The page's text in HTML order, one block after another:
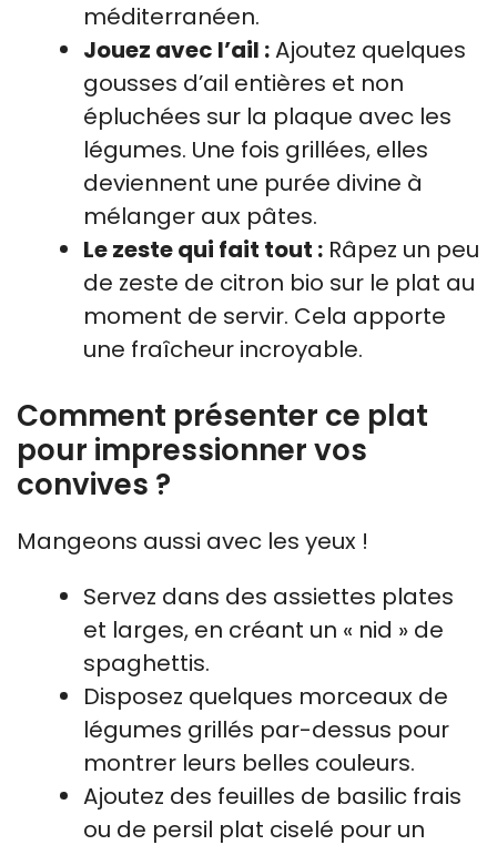
méditerranéen.
Jouez avec l’ail :Ajoutez quelques
gousses d’ail entières et non
épluchées sur la plaque avec les
légumes. Une fois grillées, elles
deviennent une purée divine à
mélanger aux pâtes.
Le zeste qui fait tout : Râpez un peu
de zeste de citron bio sur le plat au
moment de servir. Cela apporte
une fraîcheur incroyable.
Comment présenter ce plat
pour impressionner vos
convives ?
Mangeons aussi avec les yeux !
Servez dans des assiettes plates
et larges, en créant un « nid » de
spaghettis.
Disposez quelques morceaux de
légumes grillés par-dessus pour
montrer leurs belles couleurs.
Ajoutez des feuilles de basilic frais
ou de persil plat ciselé pour un